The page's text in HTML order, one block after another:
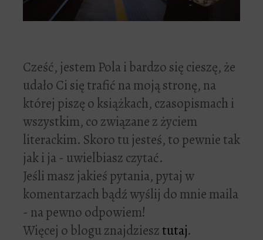
Cześć, jestem Pola i bardzo się cieszę, że
udało Ci się trafić na moją stronę, na
której piszę o książkach, czasopismach i
wszystkim, co związane z życiem
literackim. Skoro tu jesteś, to pewnie tak
jak i ja - uwielbiasz czytać.
Jeśli masz jakieś pytania, pytaj w
komentarzach bądź wyślij do mnie maila
- na pewno odpowiem!
Więcej o blogu znajdziesztutaj.